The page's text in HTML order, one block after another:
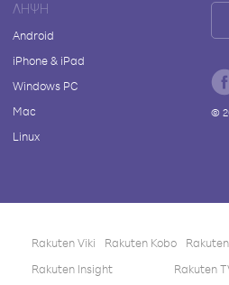
ΛΉΨΗ
Android
iPhone & iPad
Windows PC
Mac
Linux
©
Rakuten Viki Rakuten Kobo
Rakuten Insight
Rakuten